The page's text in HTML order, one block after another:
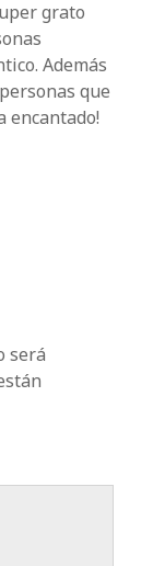
grato
Además
que
encantado!
será